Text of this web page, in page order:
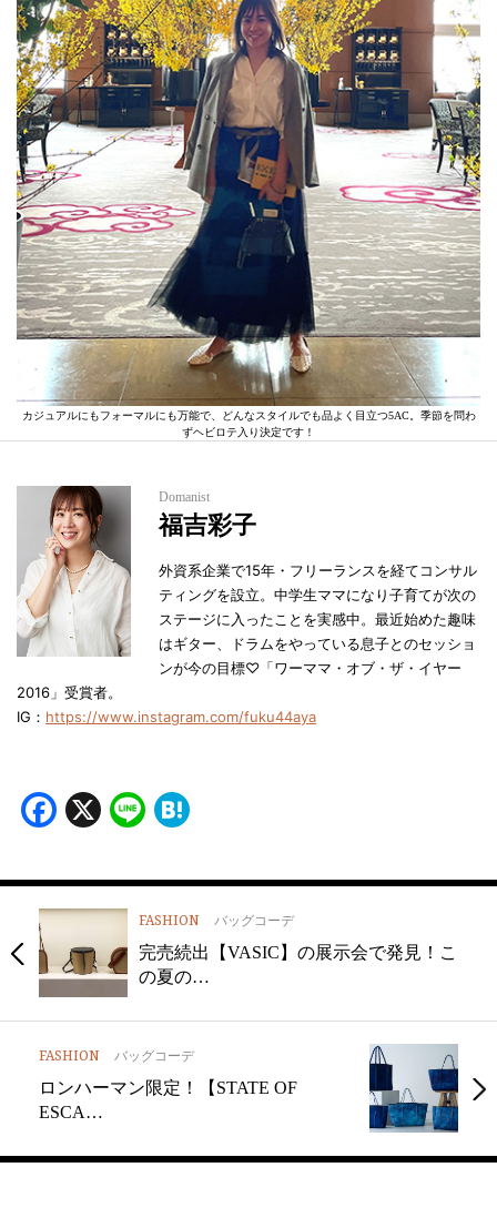
カジュアルにもフォーマルにも万能で、どんなスタイルでも品よく目立つ5AC。季節を問わ
ずヘビロテ入り決定です！
Domanist
福吉彩子
外資系企業で15年・フリーランスを経てコンサル
ティングを設立。中学生ママになり子育てが次の
ステージに入ったことを実感中。最近始めた趣味
はギター、ドラムをやっている息子とのセッショ
ンが今の目標♡「ワーママ・オブ・ザ・イヤー
2016」受賞者。
IG： https://www.instagram.com/fuku44aya
Facebook
X Line
FASHION バッグコーデ
完売続出【VASIC】の展示会で発見！こ
の夏の…
FASHION バッグコーデ
ロンハーマン限定！【STATE OF
ESCA…